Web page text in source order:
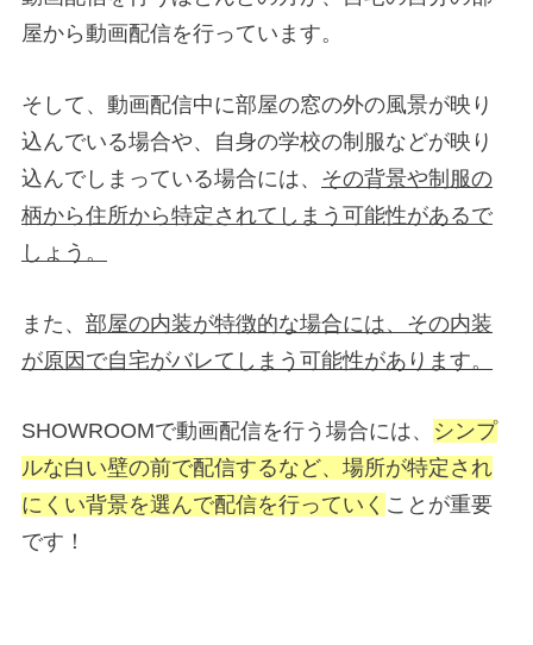
屋から動画配信を行っています。
そして、動画配信中に部屋の窓の外の風景が映り
込んでいる場合や、自身の学校の制服などが映り
込んでしまっている場合には、 その背景や制服の
柄から住所から特定されてしまう可能性があるで
しょう。
また、 部屋の内装が特徴的な場合には、その内装
が原因で自宅がバレてしまう可能性があります。
SHOWROOMで動画配信を行う場合には、 シンプ
ルな白い壁の前で配信するなど、場所が特定され
にくい背景を選んで配信を行っていく ことが重要
です！